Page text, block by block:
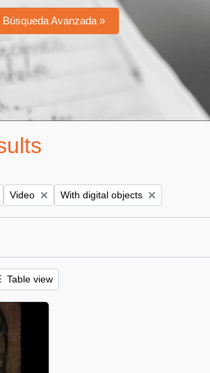
Búsqueda Avanzada »
Remove filter:
Video Remove filter:
With digital objects
Table view